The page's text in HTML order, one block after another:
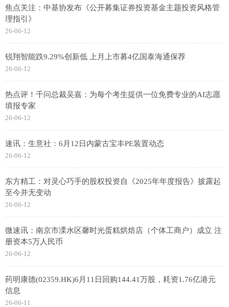
焦点关注：中基协发布《公开募集证券投资基金主题投资风格管
理指引》
26-06-12
锐翔智能跌9.29%创新低 上月上市募4亿国泰海通保荐
26-06-12
热点评！千问总裁吴嘉：为每个考生提供一位免费专业的AI志愿
填报专家
26-06-12
速讯：生意社：6月12日内蒙古宝丰PE装置动态
26-06-12
东方精工：对灵心巧手的股权投资自《2025年年度报告》披露起
至今并无变动
26-06-12
微速讯：南京市溧水区馨时光蛋糕烘焙店（个体工商户）成立 注
册资本5万人民币
26-06-12
药明康德(02359.HK)6月11日回购144.41万股，耗资1.76亿港元
信息
26-06-11